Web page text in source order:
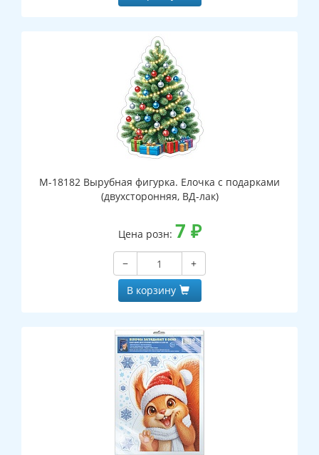
М-18182 Вырубная фигурка. Елочка с подарками
(двухсторонняя, ВД-лак)
Цена розн: 7 ₽
−
+
В корзину